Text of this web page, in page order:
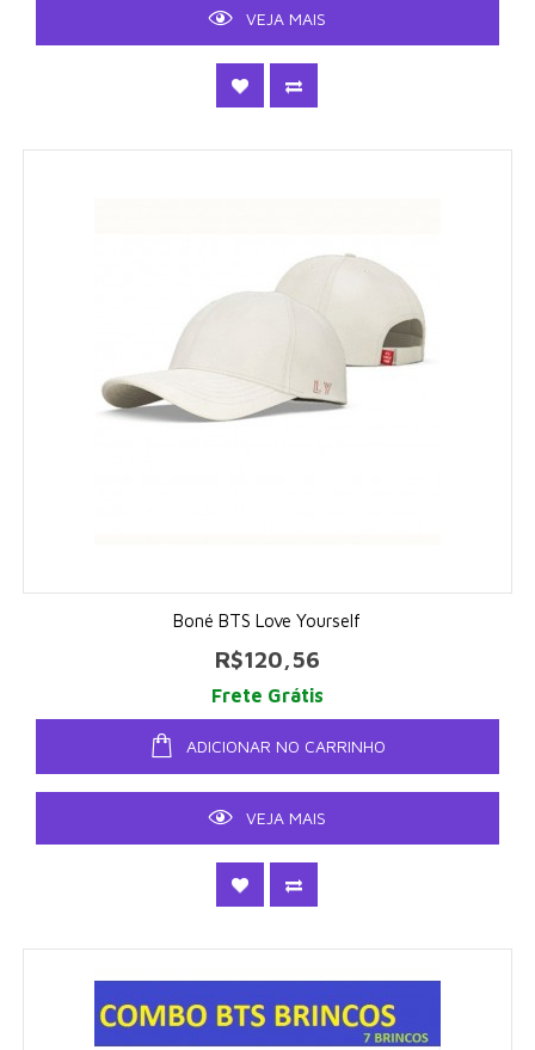
VEJA MAIS
Boné BTS Love Yourself
R$120,56
Frete Grátis
ADICIONAR NO CARRINHO
VEJA MAIS